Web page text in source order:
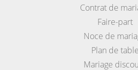
Contrat de
Faire-part
Noce de
Plan de table
Mariage